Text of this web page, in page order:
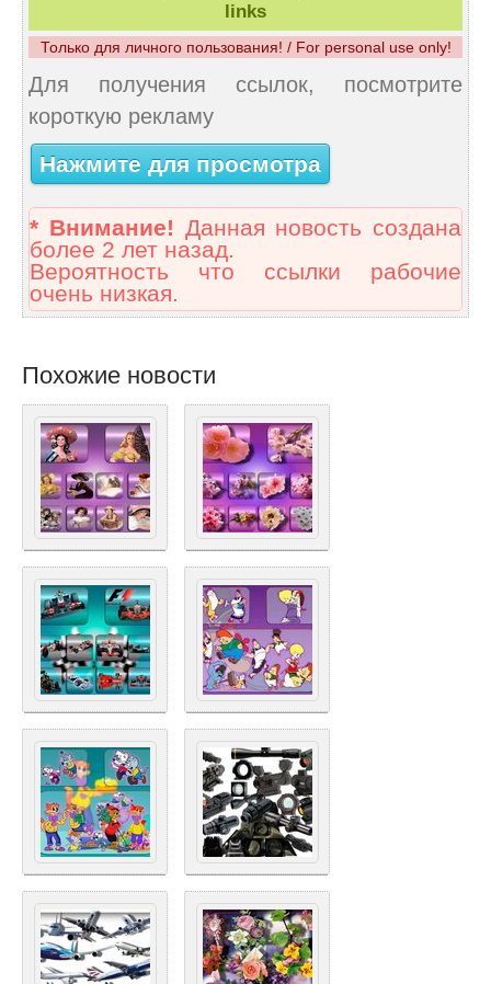
links
Только для личного пользования! / For personal use only!
Для получения ссылок, посмотрите
короткую рекламу
Нажмите для просмотра
* Внимание! Данная новость создана
более 2 лет назад.
Вероятность что ссылки рабочие
очень низкая.
Похожие новости